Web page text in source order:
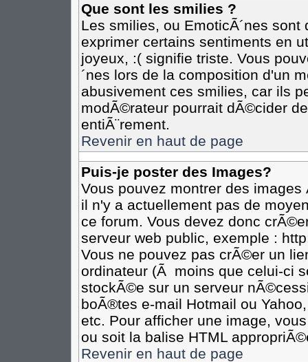
Que sont les smilies ?
Les smilies, ou EmoticÃ´nes
exprimer certains sentiments en
joyeux, :( signifie triste. Vous
´nes lors de la composition d'un
abusivement ces smilies, car ils
modÃ©rateur pourrait dÃ©cider
entiÃ¨rement.
Revenir en haut de page
Puis-je poster des Images?
Vous pouvez montrer des
il n'y a actuellement pas de
ce forum. Vous devez donc
serveur web public, exemple :
Vous ne pouvez pas crÃ©er un
ordinateur (Ã moins que celui-ci
stockÃ©e sur un serveur
boÃ®tes e-mail Hotmail ou
etc. Pour afficher une image,
ou soit la balise HTML
Revenir en haut de page